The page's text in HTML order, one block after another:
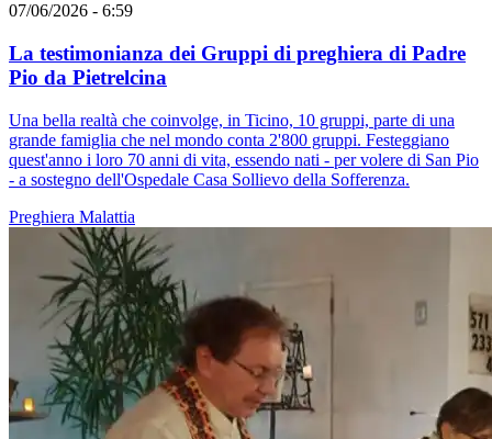
07/06/2026 - 6:59
La testimonianza dei Gruppi di preghiera di Padre
Pio da Pietrelcina
Una bella realtà che coinvolge, in Ticino, 10 gruppi, parte di una
grande famiglia che nel mondo conta 2'800 gruppi. Festeggiano
quest'anno i loro 70 anni di vita, essendo nati - per volere di San Pio
- a sostegno dell'Ospedale Casa Sollievo della Sofferenza.
Preghiera Malattia